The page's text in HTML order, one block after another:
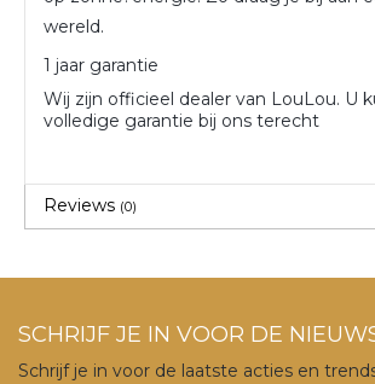
wereld.
1 jaar garantie
Wij zijn officieel dealer van LouLou. U
volledige garantie bij ons terecht
Reviews (0)
SCHRIJF JE IN VOOR DE
Schrijf je in voor de laatste acties en